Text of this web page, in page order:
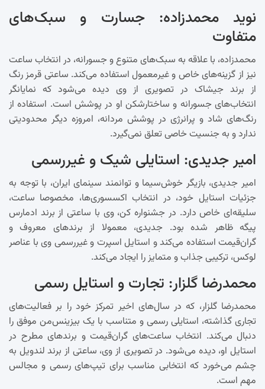
نوید محمدزاده: جسارت و سبک‌های
متفاوت
محمدزاده، با علاقه به سبک‌های متنوع و جسورانه، در انتخاب ساعت
نیز از گزینه‌های خاص و غیرمعمول استفاده می‌کند. ساعتی قرمز رنگ
از برند جیشاک در تصویری از وی دیده می‌شود که نمایانگر
انتخاب‌های جسورانه و ساختارشکن او در پوشش است. استفاده از
رنگ‌های شاد و پرانرژی در پوشش مردانه، امروزه دیگر محدودیتی
ندارد و به جنسیت خاصی تعلق نمی‌گیرد.
امیر جدیدی: استایلی شیک و غیررسمی
امیر جدیدی، بازیگر خوش‌سیما و توانمند سینمای ایران، با توجه به
جزئیات استایل خود، در انتخاب اکسسوری‌ها، مخصوصا ساعت،
سلیقه‌ای خاص دارد. در جشنواره کن، وی با ساعتی از برند ادمارس
پیگه ظاهر شده بود. جدیدی، معمولا از برندهای معروف و
گران‌قیمت استفاده می‌کند و استایل اسپرت و غیررسمی وی با عناصر
لوکس، ترکیبی جذاب و متمایز را ایجاد می‌کند.
محمدرضا گلزار: تجارت و استایل رسمی
محمدرضا گلزار، که در سال‌های اخیر تمرکز خود را بر فعالیت‌های
تجاری گذاشته، استایلی رسمی و متناسب با یک بیزینس‌من موفق را
دنبال می‌کند. انتخاب ساعت‌های گران‌قیمت و برندهای مطرح در
استایل او، دیده می‌شود. در تصویری از وی، ساعتی از برند لندویل به
چشم می‌خورد که انتخابی مناسب برای تیپ‌های رسمی و مجالس
مهم است.